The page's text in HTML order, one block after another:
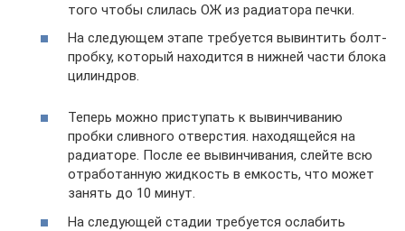
того чтобы слилась ОЖ из радиатора печки.
На следующем этапе требуется вывинтить болт-
пробку, который находится в нижней части блока
цилиндров.
Теперь можно приступать к вывинчиванию
пробки сливного отверстия. находящейся на
радиаторе. После ее вывинчивания, слейте всю
отработанную жидкость в емкость, что может
занять до 10 минут.
На следующей стадии требуется ослабить